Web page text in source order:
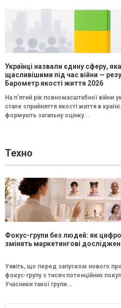
Українці назвали єдину сферу,
щасливішими під час війни —
Барометр якості життя 2026
На п’ятий рік повномасштабної війни
стале сприйняття якості життя в
формують загальну оцінку...
Техно
Фокус-групи без людей: як
змінять маркетингові
Уявіть, що перед запуском нового
фокус-групу з тисяч потенційних
Учасники такої групи...